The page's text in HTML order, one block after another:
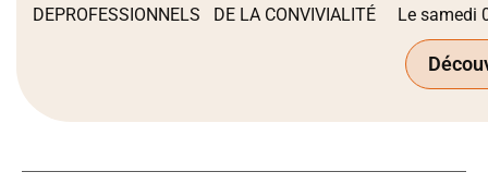
DEPROFESSIONNELS DE LA CONVIVIALITÉ Le samedi